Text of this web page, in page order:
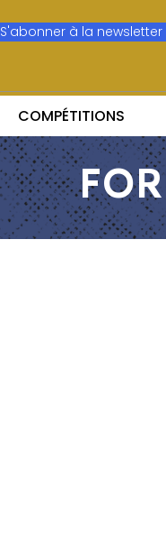
S'abonner à la newsletter
COMPÉTITIONS